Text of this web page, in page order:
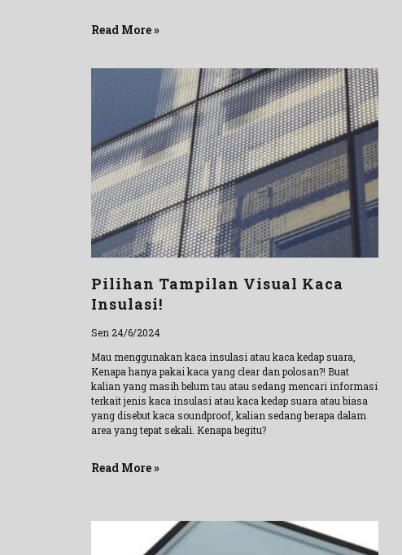
Read More »
Pilihan Tampilan Visual Kaca
Insulasi!
Sen 24/6/2024
Mau menggunakan kaca insulasi atau kaca kedap suara,
Kenapa hanya pakai kaca yang clear dan polosan?! Buat
kalian yang masih belum tau atau sedang mencari informasi
terkait jenis kaca insulasi atau kaca kedap suara atau biasa
yang disebut kaca soundproof, kalian sedang berapa dalam
area yang tepat sekali. Kenapa begitu?
Read More »